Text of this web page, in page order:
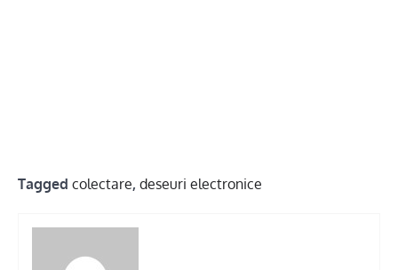
Tagged colectare, deseuri electronice